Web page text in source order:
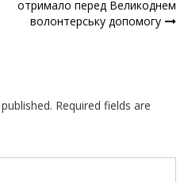
отримало перед Великоднем
волонтерську допомогу
Required fields are